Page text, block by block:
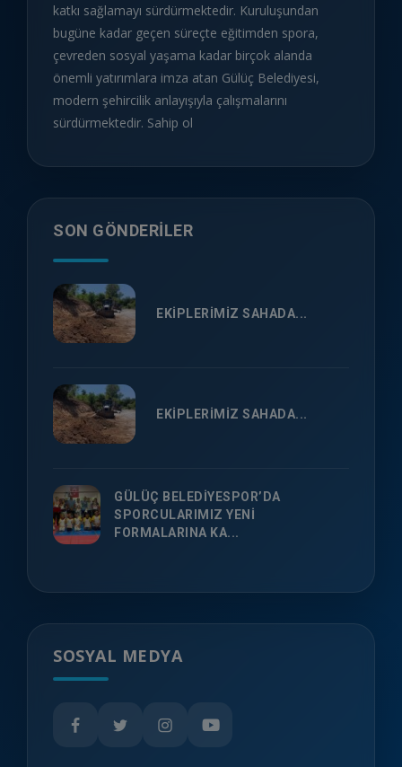
katkı sağlamayı sürdürmektedir. Kuruluşundan
bugüne kadar geçen süreçte eğitimden spora,
çevreden sosyal yaşama kadar birçok alanda
önemli yatırımlara imza atan Gülüç Belediyesi,
modern şehircilik anlayışıyla çalışmalarını
sürdürmektedir. Sahip ol
SON GÖNDERILER
EKİPLERİMİZ SAHADA...
EKİPLERİMİZ SAHADA...
GÜLÜÇ BELEDİYESPOR’DA
SPORCULARIMIZ YENİ
FORMALARINA KA...
SOSYAL MEDYA